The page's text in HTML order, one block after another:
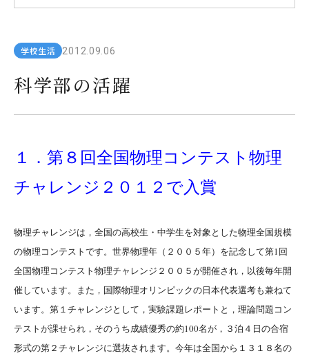
お問い合わせ
リンク
このサイトについて
学校生活 2012.09.06
科学部の活躍
１．第８回全国物理コンテスト物理
チャレンジ２０１２で入賞
物理チャレンジは，全国の高校生・中学生を対象とした物理全国規模
の物理コンテストです。世界物理年（２００５年）を記念して第1回
全国物理コンテスト物理チャレンジ２００５が開催され，以後毎年開
催しています。また，国際物理オリンピックの日本代表選考も兼ねて
います。第１チャレンジとして，実験課題レポートと，理論問題コン
テストが課せられ，そのうち成績優秀の約100名が，３泊４日の合宿
形式の第２チャレンジに選抜されます。今年は全国から１３１８名の